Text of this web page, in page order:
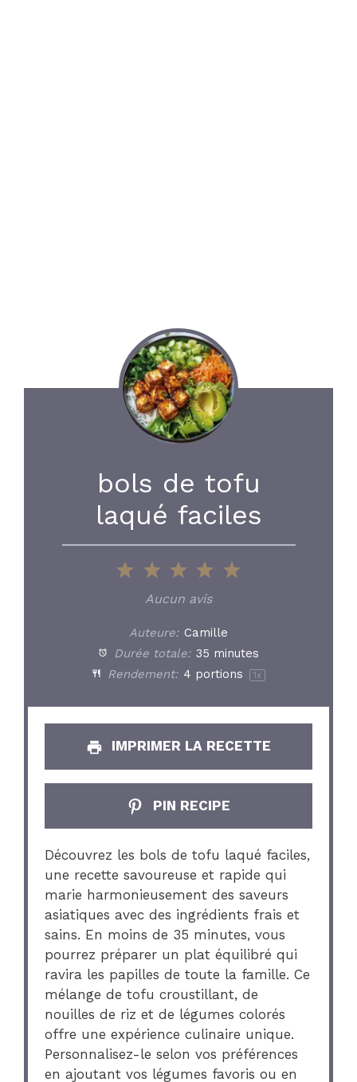
bols de tofu
laqué faciles
5
4
3
Stars
2
Stars
1
Star
Aucun avis
Auteure: Camille
Durée totale: 35 minutes
Rendement: 4 portions 1 x
IMPRIMER LA RECETTE
PIN RECIPE
Découvrez les bols de tofu laqué faciles,
une recette savoureuse et rapide qui
marie harmonieusement des saveurs
asiatiques avec des ingrédients frais et
sains. En moins de 35 minutes, vous
pourrez préparer un plat équilibré qui
ravira les papilles de toute la famille. Ce
mélange de tofu croustillant, de
nouilles de riz et de légumes colorés
offre une expérience culinaire unique.
Personnalisez-le selon vos préférences
en ajoutant vos légumes favoris ou en